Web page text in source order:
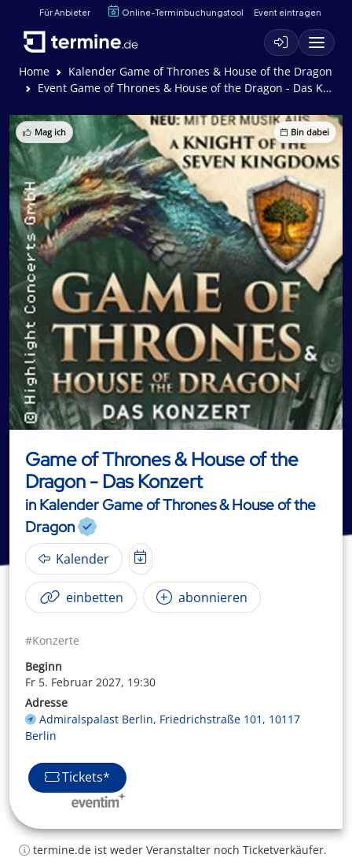
Für Anbieter Online-Terminbuchungstool Event eintragen
Home
Kalender Game of Thrones & House of the Dragon
Event Game of Thrones & House of the Dragon - Das Konzert
Mag ich Bin dabei
Game of Thrones & House of the
Dragon - Das Konzert
in Kalender Game of Thrones & House of the
Dragon
Kalender
einbetten abonnieren
#Konzerte
Beginn
Fr 5. Februar 2027, 19:30
Adresse
Admiralspalast Berlin, Friedrichstraße 101, 10117
Berlin
Tickets*
termine.de ist weder Veranstalter noch Ticketverkäufer.